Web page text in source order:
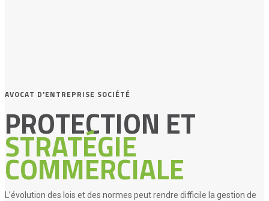
AVOCAT D'ENTREPRISE SOCIÉTÉ
PROTECTION ET
STRATÉGIE
COMMERCIALE
L’évolution des lois et des normes peut rendre difficile la gestion de